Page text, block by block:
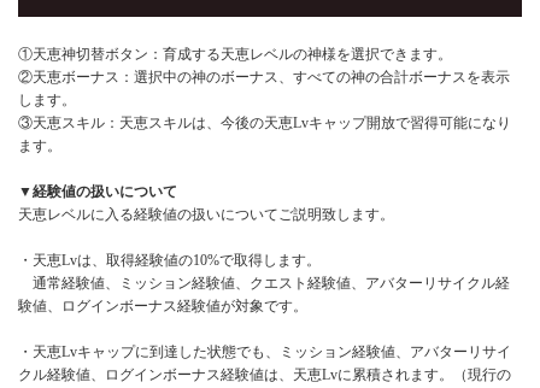
①天恵神切替ボタン：育成する天恵レベルの神様を選択できます。
②天恵ボーナス：選択中の神のボーナス、すべての神の合計ボーナスを表示
します。
③天恵スキル：天恵スキルは、今後の天恵Lvキャップ開放で習得可能になり
ます。
▼経験値の扱いについて
天恵レベルに入る経験値の扱いについてご説明致します。
・天恵Lvは、取得経験値の10%で取得します。
通常経験値、ミッション経験値、クエスト経験値、アバターリサイクル経
験値、ログインボーナス経験値が対象です。
・天恵Lvキャップに到達した状態でも、ミッション経験値、アバターリサイ
クル経験値、ログインボーナス経験値は、天恵Lvに累積されます。（現行の